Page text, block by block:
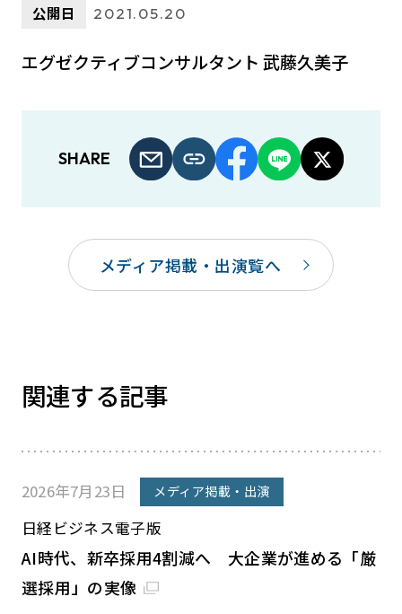
公開日 2021.05.20
エグゼクティブコンサルタント 武藤久美子
SHARE
メディア掲載・出演覧へ
関連する記事
2026年7月23日 メディア掲載・出演
日経ビジネス電子版
AI時代、新卒採用4割減へ 大企業が進める「厳
選採用」の実像